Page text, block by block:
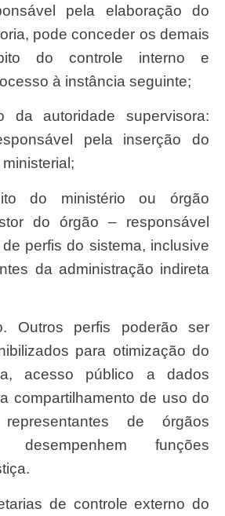
pode conceder os demais
do controle interno e
à instância seguinte;
pela inserção do
do órgão – responsável
perfis do sistema, inclusive
da administração indireta
para otimização do
acesso público a dados
compartilhamento de uso do
de órgãos
funções